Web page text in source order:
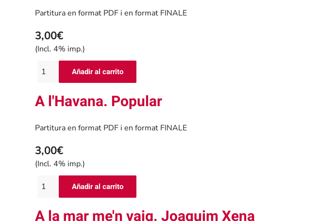
Partitura en format PDF i en format FINALE
3,00€
(Incl. 4% imp.)
A l'Havana. Popular
Partitura en format PDF i en format FINALE
3,00€
(Incl. 4% imp.)
A la mar me'n vaig. Joaquim Xena